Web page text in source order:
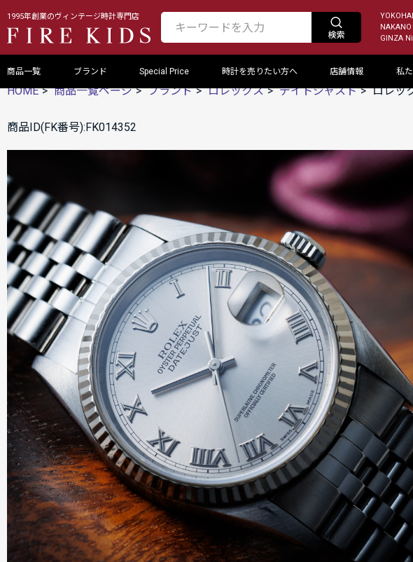
1995年創業のヴィンテージ時計専門店
GINZA
商品一覧 ブランド Special Price 時計を売りたい方へ 店舗情報 私
HOME 商品一覧ページ ブランド ロレックス デイトジャスト ロレッ
商品ID(FK番号):FK014352